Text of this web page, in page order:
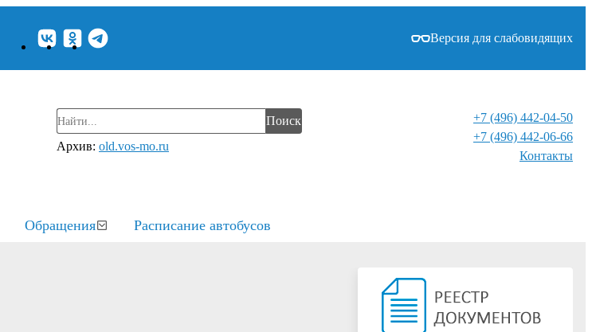
Версия для слабовидящих
Поиск
Архив: old.vos-mo.ru
+7 (496) 442-04-50
+7 (496) 442-06-66
Контакты⁠
Обращения Расписание автобусов